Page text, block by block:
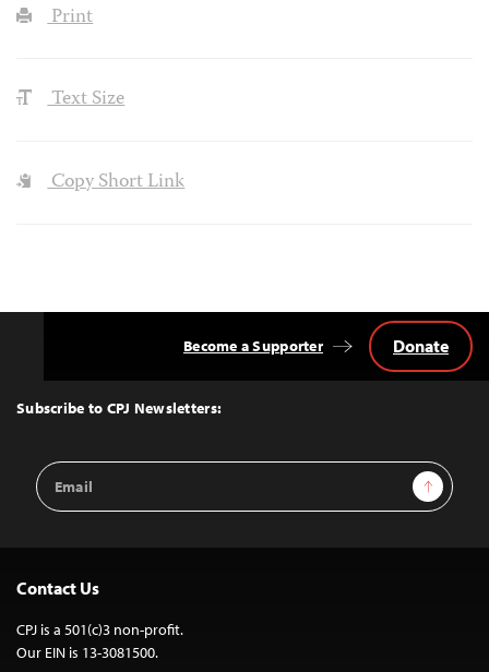
Print
Text Size
Copy Short Link
Top
Subscribe to CPJ Newsletters:
Email
Address
Sign Up
Become a Supporter Donate
Contact Us
CPJ is a 501(c)3 non-profit.
Our EIN is 13-3081500.